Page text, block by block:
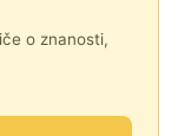
o znanosti,